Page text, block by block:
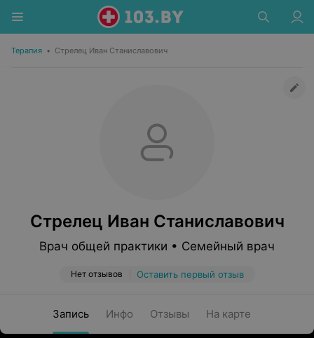
Терапия • Стрелец Иван Станиславович
Стрелец Иван Станиславович
Врач общей практики • Семейный врач
Нет отзывов Оставить первый отзыв
Запись Инфо Отзывы На карте